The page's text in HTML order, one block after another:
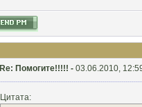
Re: Помогите!!!!! - 03.06.2010,
Цитата: